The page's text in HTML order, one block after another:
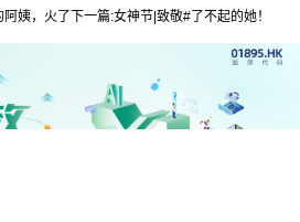
姨，火了 下一篇:女神节|致敬#了不起的她！